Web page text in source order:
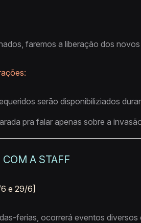
faremos a liberação dos
serão disponibiliziados
pra falar apenas sobre a
COM A STAFF
e 29/6]
ferias, ocorrerá eventos